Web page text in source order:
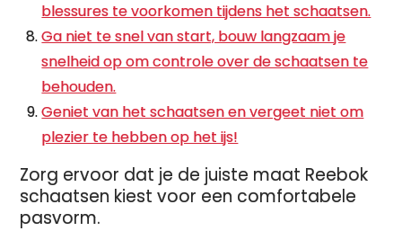
blessures te voorkomen tijdens het schaatsen.
Ga niet te snel van start, bouw langzaam je
snelheid op om controle over de schaatsen te
behouden.
Geniet van het schaatsen en vergeet niet om
plezier te hebben op het ijs!
Zorg ervoor dat je de juiste maat Reebok
schaatsen kiest voor een comfortabele
pasvorm.